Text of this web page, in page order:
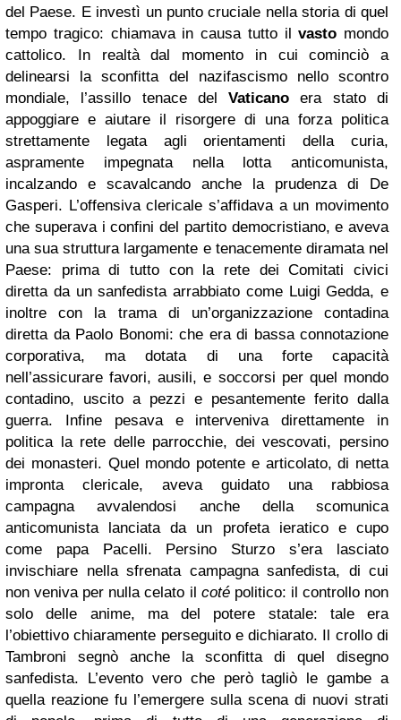
del Paese. E investì un punto cruciale nella storia di quel
tempo tragico: chiamava in causa tutto ilvasto mondo
cattolico. In realtà dal momento in cui cominciò a
delinearsi la sconfitta del nazifascismo nello scontro
mondiale, l’assillo tenace delVaticano era stato di
appoggiare e aiutare il risorgere di una forza politica
strettamente legata agli orientamenti della curia,
aspramente impegnata nella lotta anticomunista,
incalzando e scavalcando anche la prudenza di De
Gasperi. L’offensiva clericale s’affidava a un movimento
che superava i confini del partito democristiano, e aveva
una sua struttura largamente e tenacemente diramata nel
Paese: prima di tutto con la rete dei Comitati civici
diretta da un sanfedista arrabbiato come Luigi Gedda, e
inoltre con la trama di un’organizzazione contadina
diretta da Paolo Bonomi: che era di bassa connotazione
corporativa, ma dotata di una forte capacità
nell’assicurare favori, ausili, e soccorsi per quel mondo
contadino, uscito a pezzi e pesantemente ferito dalla
guerra. Infine pesava e interveniva direttamente in
politica la rete delle parrocchie, dei vescovati, persino
dei monasteri. Quel mondo potente e articolato, di netta
impronta clericale, aveva guidato una rabbiosa
campagna avvalendosi anche della scomunica
anticomunista lanciata da un profeta ieratico e cupo
come papa Pacelli. Persino Sturzo s’era lasciato
invischiare nella sfrenata campagna sanfedista, di cui
non veniva per nulla celato il coté politico: il controllo non
solo delle anime, ma del potere statale: tale era
l’obiettivo chiaramente perseguito e dichiarato. Il crollo di
Tambroni segnò anche la sconfitta di quel disegno
sanfedista. L’evento vero che però tagliò le gambe a
quella reazione fu l’emergere sulla scena di nuovi strati